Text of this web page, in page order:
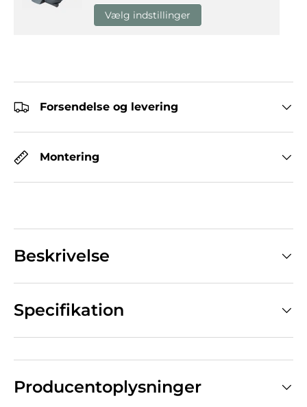
Vælg indstillinger
Forsendelse og levering
Montering
Beskrivelse
Specifikation
Producentoplysninger